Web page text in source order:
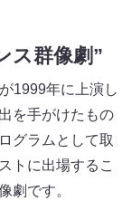
ス群像劇”
1999年に上演し
を手がけたもの
グラムとして取
トに出場するこ
劇です。